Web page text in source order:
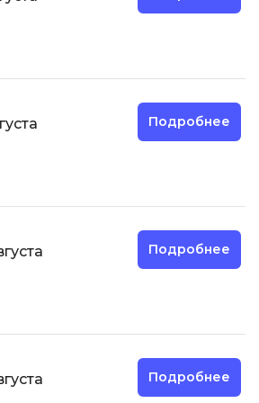
Подробнее
Подробнее
Подробнее
безопасность
К
М
Нагрузочное тестирование